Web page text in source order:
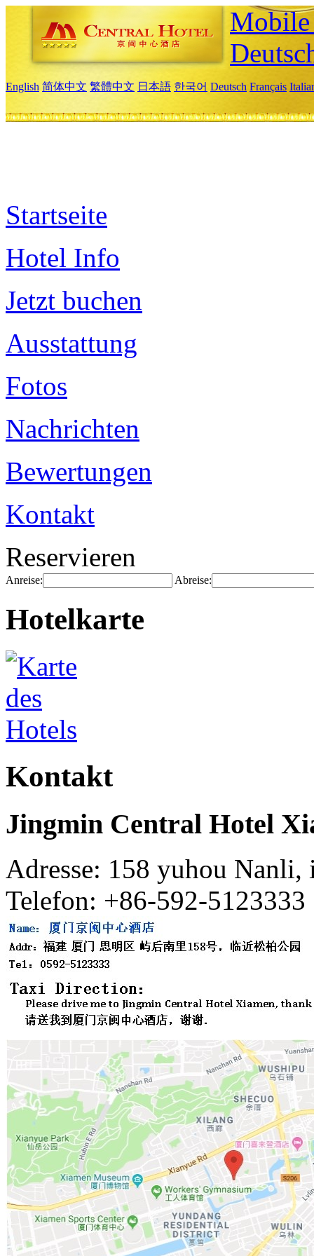
English 简体中文 繁體中文 日本語 한국어 Deutsch Français
Startseite
Hotel Info
Jetzt buchen
Ausstattung
Fotos
Nachrichten
Bewertungen
Kontakt
Reservieren
Anreise: Abreise:
Hotelkarte
Kontakt
Jingmin Central Hotel
Adresse: 158 yuhou Nanli,
Telefon: +86-592-5123333